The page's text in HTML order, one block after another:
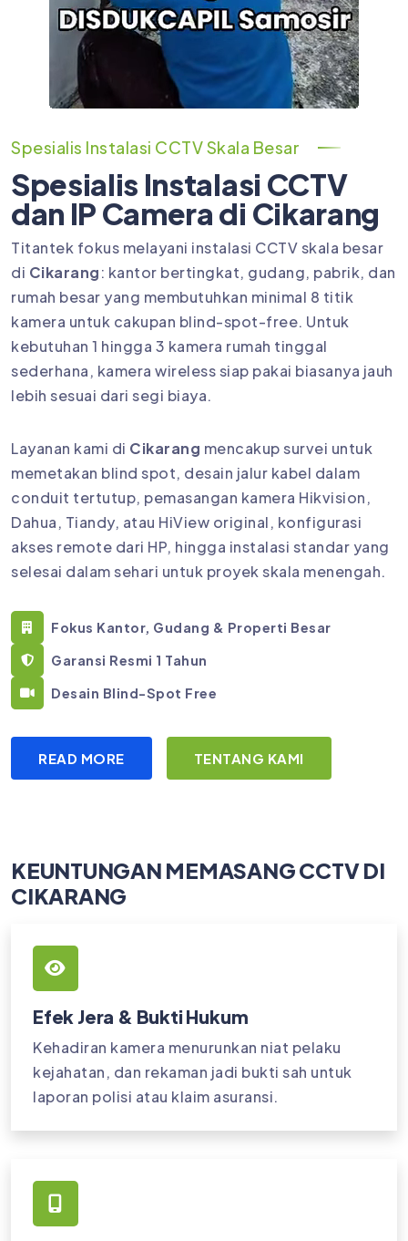
Spesialis Instalasi CCTV Skala Besar
Spesialis Instalasi CCTV
dan IP Camera di Cikarang
Titantek fokus melayani instalasi CCTV skala besar
di Cikarang: kantor bertingkat, gudang, pabrik, dan
rumah besar yang membutuhkan minimal 8 titik
kamera untuk cakupan blind-spot-free. Untuk
kebutuhan 1 hingga 3 kamera rumah tinggal
sederhana, kamera wireless siap pakai biasanya jauh
lebih sesuai dari segi biaya.
Layanan kami di Cikarang mencakup survei untuk
memetakan blind spot, desain jalur kabel dalam
conduit tertutup, pemasangan kamera Hikvision,
Dahua, Tiandy, atau HiView original, konfigurasi
akses remote dari HP, hingga instalasi standar yang
selesai dalam sehari untuk proyek skala menengah.
Fokus Kantor, Gudang & Properti Besar
Garansi Resmi 1 Tahun
Desain Blind-Spot Free
READ MORE TENTANG KAMI
KEUNTUNGAN MEMASANG CCTV DI
CIKARANG
Efek Jera & Bukti Hukum
Kehadiran kamera menurunkan niat pelaku
kejahatan, dan rekaman jadi bukti sah untuk
laporan polisi atau klaim asuransi.